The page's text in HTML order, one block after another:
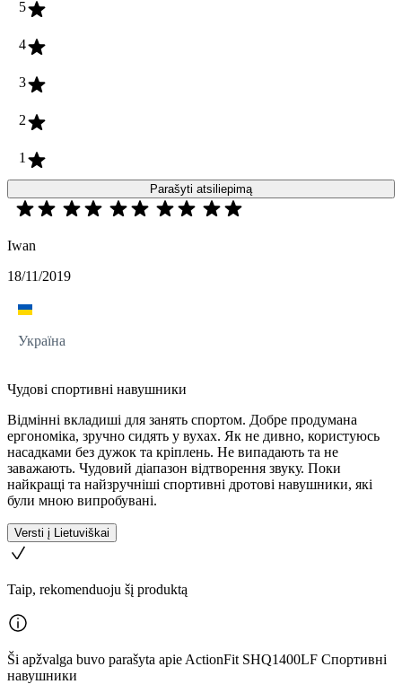
5
4
3
2
1
Parašyti atsiliepimą
Iwan
18/11/2019
Україна
Чудові спортивні навушники
Відмінні вкладиші для занять спортом. Добре продумана
ергономіка, зручно сидять у вухах. Як не дивно, користуюсь
насадками без дужок та кріплень. Не випадають та не
заважають. Чудовий діапазон відтворення звуку. Поки
найкращі та найзручніші спортивні дротові навушники, які
були мною випробувані.
Versti į Lietuviškai
Taip, rekomenduoju šį produktą
Ši apžvalga buvo parašyta apie ActionFit SHQ1400LF Спортивні
навушники